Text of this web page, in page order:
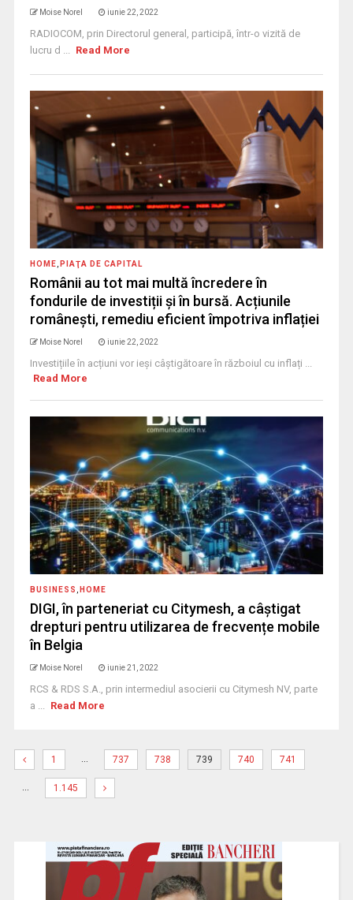
Moise Norel iunie 22, 2022
RADIOCOM, prin Directorul general, participă, într-o vizită de
lucru d ... Read More
HOME PIAŢA DE CAPITAL
Românii au tot mai multă încredere în
fondurile de investiții și în bursă. Acțiunile
românești, remediu eficient împotriva inflației
Moise Norel iunie 22, 2022
Investițiile în acțiuni vor ieși câștigătoare în războiul cu inflați ...
Read More
BUSINESS HOME
DIGI, în parteneriat cu Citymesh, a câștigat
drepturi pentru utilizarea de frecvențe mobile
în Belgia
Moise Norel iunie 21, 2022
RCS & RDS S.A., prin intermediul asocierii cu Citymesh NV, parte
a ... Read More
1 … 737 738 739 740 741
… 1.145